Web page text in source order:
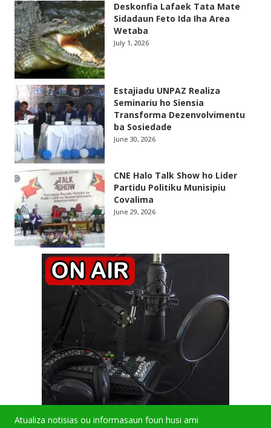
Deskonfia Lafaek Tata Mate
Sidadaun Feto Ida Iha Area
Wetaba
July 1, 2026
Estajiadu UNPAZ Realiza
Seminariu ho Siensia
Transforma Dezenvolvimentu
ba Sosiedade
June 30, 2026
CNE Halo Talk Show ho Lider
Partidu Politiku Munisipiu
Covalima
June 29, 2026
Atualiza notisias ou informasaun foun husi ami